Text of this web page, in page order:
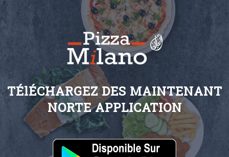
TÉlÉCHARGEZ DES MAINTENANT
NORTE APPLICATION